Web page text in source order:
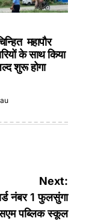
महापौर
के साथ किया
शुरू होगा
Next:
नंबर 1 फुलसुंगा
पब्लिक स्कूल